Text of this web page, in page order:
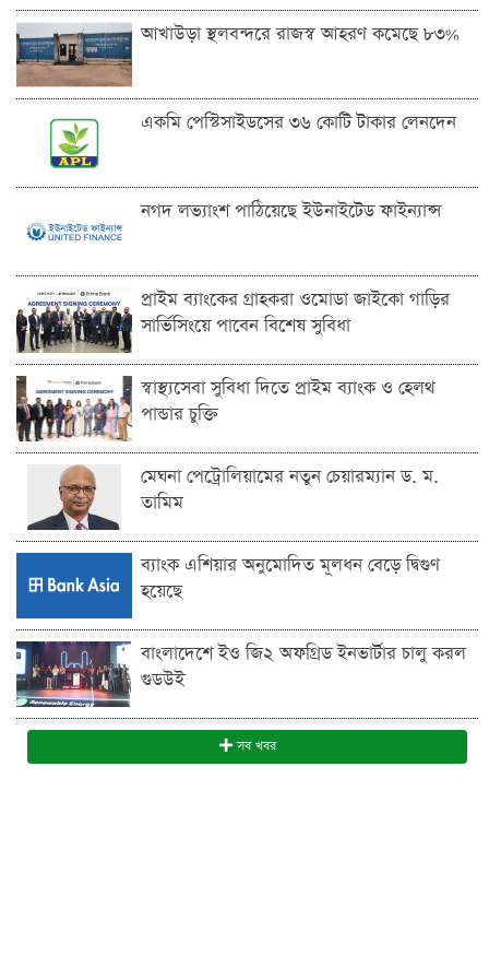
আখাউড়া স্থলবন্দরে রাজস্ব আহরণ কমেছে ৮৩%
একমি পেস্টিসাইডসের ৩৬ কোটি টাকার লেনদেন
নগদ লভ্যাংশ পাঠিয়েছে ইউনাইটেড ফাইন্যান্স
প্রাইম ব্যাংকের গ্রাহকরা ওমোডা জাইকো গাড়ির
সার্ভিসিংয়ে পাবেন বিশেষ সুবিধা
স্বাস্থ্যসেবা সুবিধা দিতে প্রাইম ব্যাংক ও হেলথ
পান্ডার চুক্তি
মেঘনা পেট্রোলিয়ামের নতুন চেয়ারম্যান ড. ম.
তামিম
ব্যাংক এশিয়ার অনুমোদিত মূলধন বেড়ে দ্বিগুণ
হয়েছে
বাংলাদেশে ইও জি২ অফগ্রিড ইনভার্টার চালু করল
গুডউই
সব খবর